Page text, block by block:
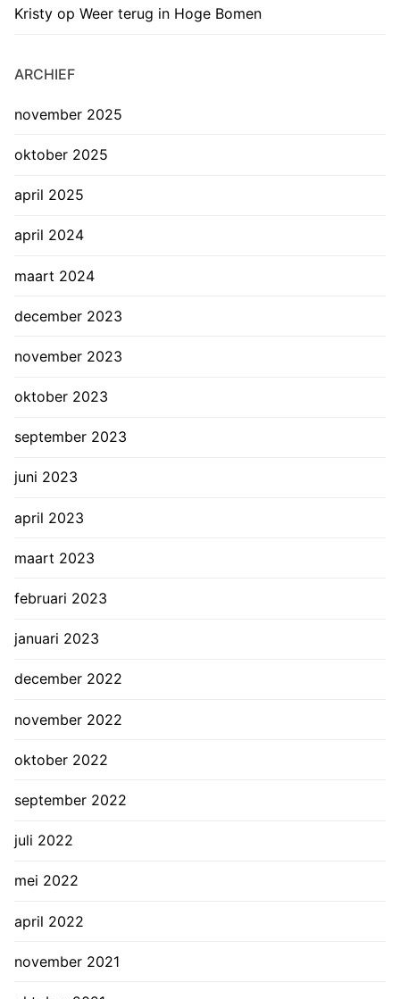
Kristy op Weer terug in Hoge Bomen
ARCHIEF
november 2025
oktober 2025
april 2025
april 2024
maart 2024
december 2023
november 2023
oktober 2023
september 2023
juni 2023
april 2023
maart 2023
februari 2023
januari 2023
december 2022
november 2022
oktober 2022
september 2022
juli 2022
mei 2022
april 2022
november 2021